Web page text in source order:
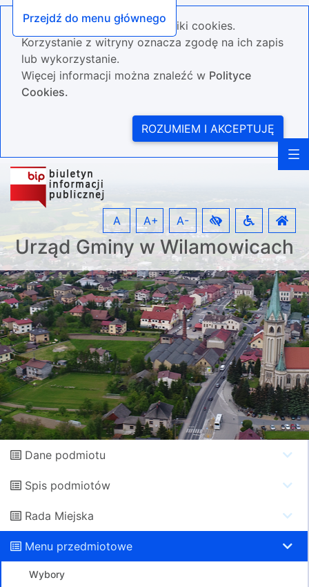
Przejdź do menu głównego
Nasza strona wykorzystuje pliki cookies.
Korzystanie z witryny oznacza zgodę na ich zapis
lub wykorzystanie.
Więcej informacji można znaleźć w Polityce
Cookies.
ROZUMIEM I AKCEPTUJĘ
Urząd Gminy w Wilamowicach
A A+ A-
Dane podmiotu
Spis podmiotów
Rada Miejska
Menu przedmiotowe
Wybory